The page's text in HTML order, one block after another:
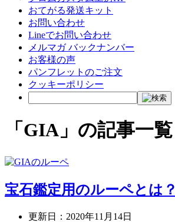
おてがる発送キット
お問い合わせ
Lineでお問い合わせ
メルマガ バックナンバー
お客様の声
パンフレットのご注文
クッキーポリシー
「GIA」の記事一覧
宝石鑑定用のルーペとは？
更新日： 2020年11月14日